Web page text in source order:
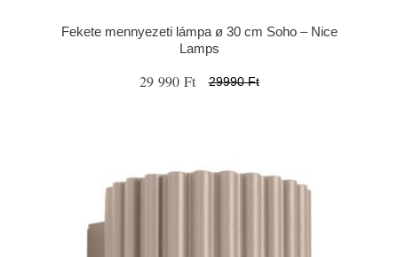
Fekete mennyezeti lámpa ø 30 cm Soho – Nice
Lamps
29 990 Ft 29990 Ft